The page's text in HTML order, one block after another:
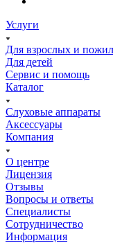
Услуги
Для взрослых и
Для детей
Сервис и помощь
Каталог
Слуховые аппараты
Аксессуары
Компания
О центре
Лицензия
Отзывы
Вопросы и ответы
Специалисты
Сотрудничество
Информация